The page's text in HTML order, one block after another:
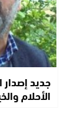
جديد
الأحلام